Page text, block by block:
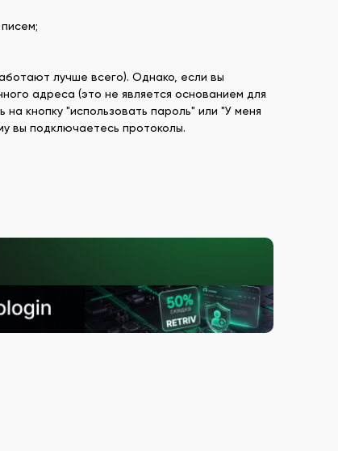
лучше всего). Однако, если вы
адреса (это не является основанием для
кнопку "использовать пароль" или "У меня
вы подключаетесь протоколы.